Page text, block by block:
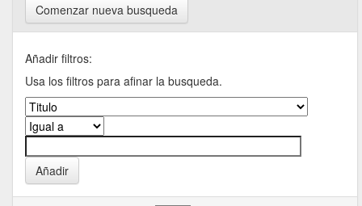
Comenzar nueva busqueda
Añadir filtros:
Usa los filtros para afinar la busqueda.